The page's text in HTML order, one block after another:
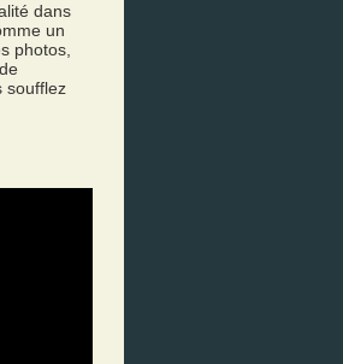
dans
un
photos,
soufflez